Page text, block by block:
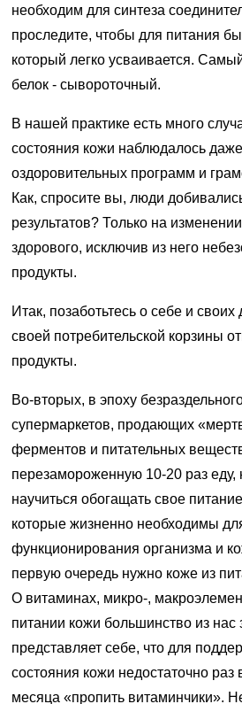
необходим для синтеза
проследите, чтобы для питания
который легко усваивается.
белок - сывороточный.
В нашей практике есть много
состояния кожи наблюдалось
оздоровительных программ и
Как, спросите вы, люди
результатов? Только на
здорового, исключив из него
продукты.
Итак, позаботьтесь о себе и своих
своей потребительской корзины
продукты.
Во-вторых, в эпоху
супермаркетов, продающих
ферментов и питательных
перезамороженную 10-20 раз еду,
научиться обогащать свое
которые жизненно необходимы
функционирования организма и
первую очередь нужно коже из
О витаминах, микро-,
питании кожи большинство из нас
представляет себе, что для
состояния кожи недостаточно раз
месяца «пропить витаминчики».